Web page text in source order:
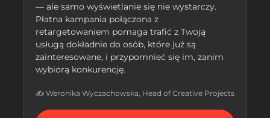
— ale samo wyświetlanie się nie wystarczy.
Płatna kampania połączona z
retargetowaniem pomaga trafić z Twoją
usługą dokładnie do osób, które już są
zainteresowane, i przypomnieć się im, zanim
wybiorą konkurencję.
✍️ Weronika Wyczachowska, Head of Creative Projects